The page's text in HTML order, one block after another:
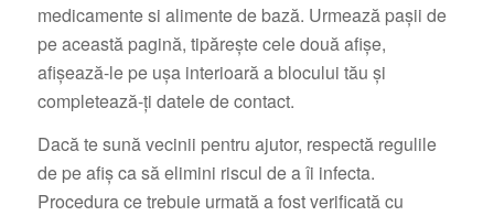
medicamente si alimente de bază. Urmează pașii de
pe această pagină, tipărește cele două afișe,
afișează-le pe ușa interioară a blocului tău și
completează-ți datele de contact.
Dacă te sună vecinii pentru ajutor, respectă regulile
de pe afiș ca să elimini riscul de a îi infecta.
Procedura ce trebuie urmată a fost verificată cu